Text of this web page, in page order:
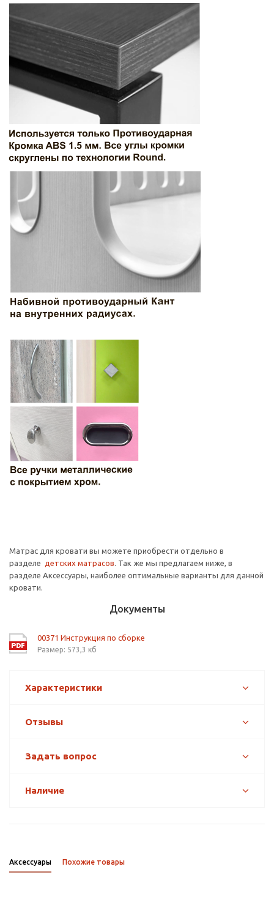
Матрас для кровати вы можете приобрести отдельно в
разделе детских матрасов. Так же мы предлагаем ниже, в
разделе Аксессуары, наиболее оптимальные варианты для данной
кровати.
Документы
00371 Инструкция по сборке
Размер: 573,3 кб
Характеристики
Отзывы
Задать вопрос
Наличие
Аксессуары Похожие товары